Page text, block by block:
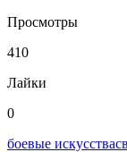
Просмотры
410
Лайки
0
боевые искусства